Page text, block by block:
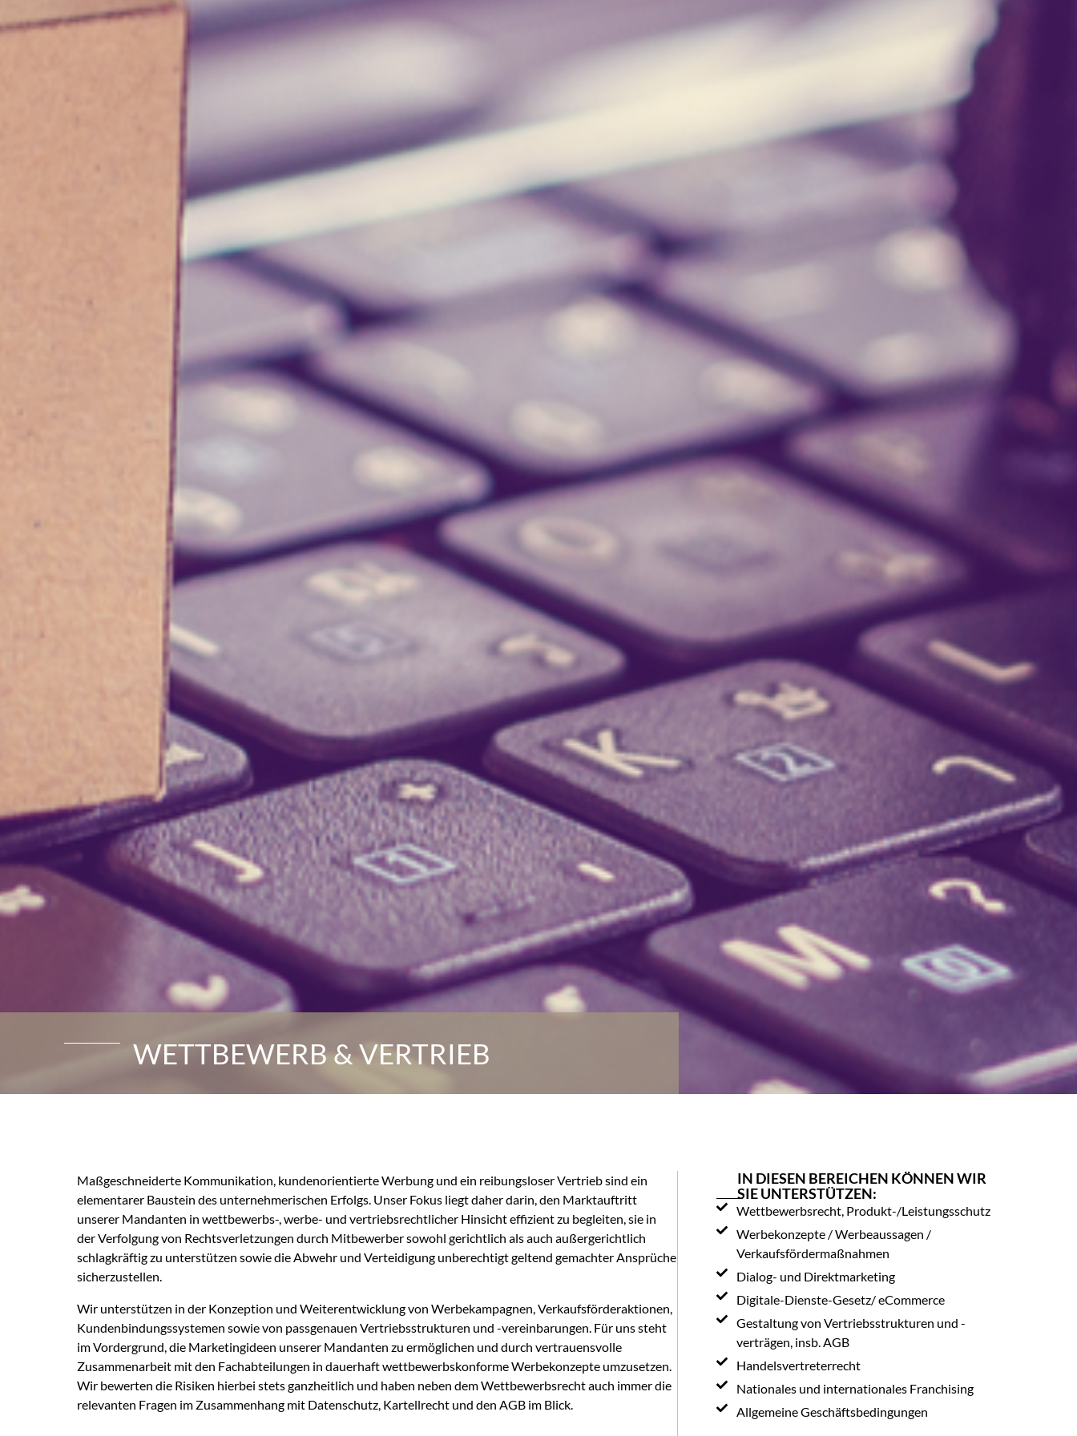
WETTBEWERB & VERTRIEB
Maßgeschneiderte Kommunikation, kundenorientierte Werbung und ein reibungsloser Vertrieb sind ein
elementarer Baustein des unternehmerischen Erfolgs. Unser Fokus liegt daher darin, den Marktauftritt
unserer Mandanten in wettbewerbs-, werbe- und vertriebsrechtlicher Hinsicht effizient zu begleiten, sie in
der Verfolgung von Rechtsverletzungen durch Mitbewerber sowohl gerichtlich als auch außergerichtlich
schlagkräftig zu unterstützen sowie die Abwehr und Verteidigung unberechtigt geltend gemachter Ansprüche
sicherzustellen.
Wir unterstützen in der Konzeption und Weiterentwicklung von Werbekampagnen, Verkaufsförderaktionen,
Kundenbindungssystemen sowie von passgenauen Vertriebsstrukturen und -vereinbarungen. Für uns steht
im Vordergrund, die Marketingideen unserer Mandanten zu ermöglichen und durch vertrauensvolle
Zusammenarbeit mit den Fachabteilungen in dauerhaft wettbewerbskonforme Werbekonzepte umzusetzen.
Wir bewerten die Risiken hierbei stets ganzheitlich und haben neben dem Wettbewerbsrecht auch immer die
relevanten Fragen im Zusammenhang mit Datenschutz, Kartellrecht und den AGB im Blick.
IN DIESEN BEREICHEN KÖNNEN WIR
SIE UNTERSTÜTZEN:
Wettbewerbsrecht, Produkt-/Leistungsschutz
Werbekonzepte / Werbeaussagen /
Verkaufsfördermaßnahmen
Dialog- und Direktmarketing
Digitale-Dienste-Gesetz/ eCommerce
Gestaltung von Vertriebsstrukturen und -
verträgen, insb. AGB
Handelsvertreterrecht
Nationales und internationales Franchising
Allgemeine Geschäftsbedingungen